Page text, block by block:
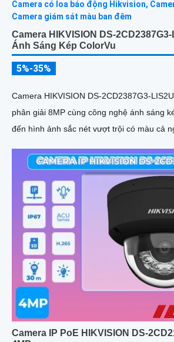
Camera HIKVISION DS-
Ánh Sáng Kép ColorVu
5%-35%
Camera HIKVISION DS-2CD2387G3-
phân giải 8MP cùng công nghệ ánh sáng
đến hình ảnh sắc nét vượt trội có màu cả
Camera IP PoE HIKVISION DS-